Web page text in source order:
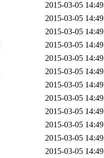
2015-03-05 14:49
2015-03-05 14:49
2015-03-05 14:49
2015-03-05 14:49
2015-03-05 14:49
2015-03-05 14:49
2015-03-05 14:49
2015-03-05 14:49
2015-03-05 14:49
2015-03-05 14:49
2015-03-05 14:49
2015-03-05 14:49